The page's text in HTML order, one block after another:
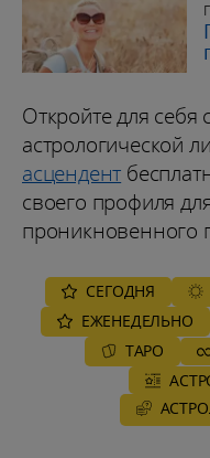
Откройте для
астрологической
асцендент
своего профиля
проникновенного
СЕГОДНЯ
ЕЖЕНЕДЕЛЬНО
ТАРО